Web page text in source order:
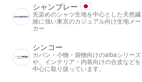
シャンブレー
先染めのシャツ生地を中心とした天然繊
維に強い東京のカジュアル向け生地メー
カー
シンコー
カバン・小物・袋物向けのalbaシリーズ
や、インテリア・内装向けの合皮などを
中心に取り扱っています。